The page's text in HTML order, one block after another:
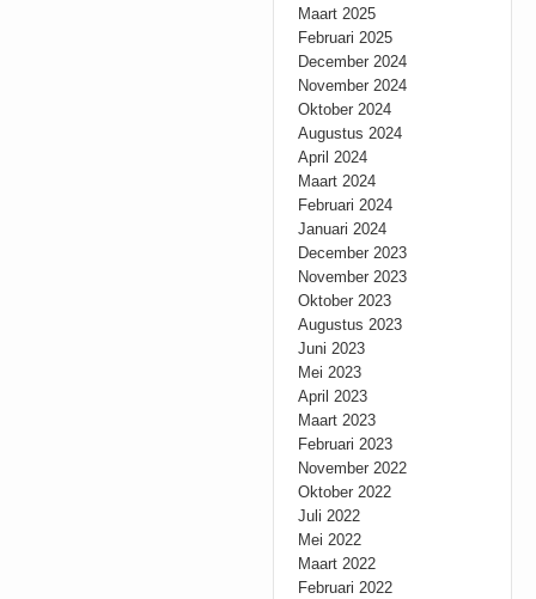
Maart 2025
Februari 2025
December 2024
November 2024
Oktober 2024
Augustus 2024
April 2024
Maart 2024
Februari 2024
Januari 2024
December 2023
November 2023
Oktober 2023
Augustus 2023
Juni 2023
Mei 2023
April 2023
Maart 2023
Februari 2023
November 2022
Oktober 2022
Juli 2022
Mei 2022
Maart 2022
Februari 2022